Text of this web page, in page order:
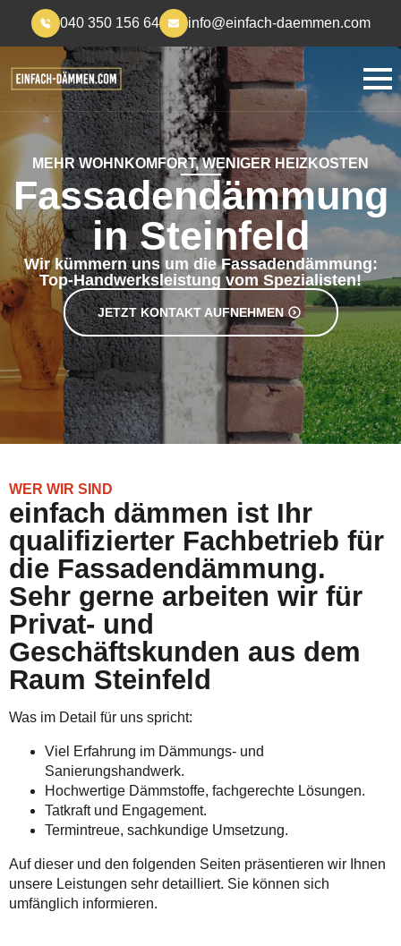
040 350 156 64 info@einfach-daemmen.com
MEHR WOHNKOMFORT, WENIGER HEIZKOSTEN
Fassadendämmung
in Steinfeld
Wir kümmern uns um die Fassadendämmung:
Top-Handwerksleistung vom Spezialisten!
JETZT KONTAKT AUFNEHMEN
WER WIR SIND
einfach dämmen ist Ihr
qualifizierter Fachbetrieb für
die Fassadendämmung.
Sehr gerne arbeiten wir für
Privat- und
Geschäftskunden aus dem
Raum Steinfeld
Was im Detail für uns spricht:
Viel Erfahrung im Dämmungs- und
Sanierungshandwerk.
Hochwertige Dämmstoffe, fachgerechte Lösungen.
Tatkraft und Engagement.
Termintreue, sachkundige Umsetzung.
Auf dieser und den folgenden Seiten präsentieren wir Ihnen
unsere Leistungen sehr detailliert. Sie können sich
umfänglich informieren.